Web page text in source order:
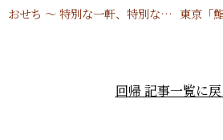
おせち 〜 特別な一軒、特別な一品が私の人生を豊かに育む 〜
回帰 記事一覧に